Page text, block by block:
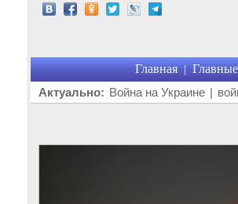
Главная |
Актуально: Война на Украине |